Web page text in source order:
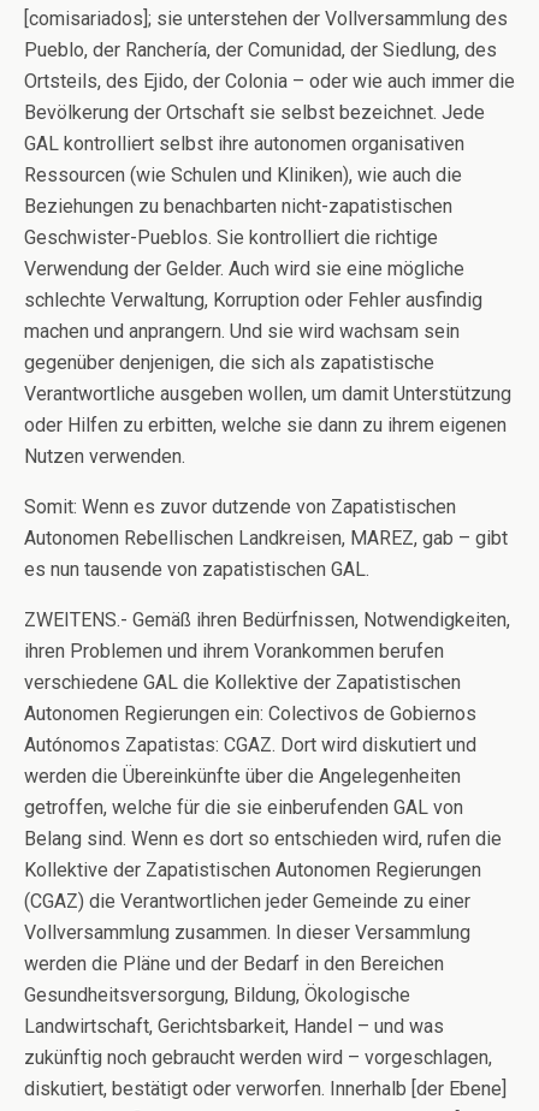
[comisariados]; sie unterstehen der Vollversammlung des
Pueblo, der Ranchería, der Comunidad, der Siedlung, des
Ortsteils, des Ejido, der Colonia – oder wie auch immer die
Bevölkerung der Ortschaft sie selbst bezeichnet. Jede
GAL kontrolliert selbst ihre autonomen organisativen
Ressourcen (wie Schulen und Kliniken), wie auch die
Beziehungen zu benachbarten nicht-zapatistischen
Geschwister-Pueblos. Sie kontrolliert die richtige
Verwendung der Gelder. Auch wird sie eine mögliche
schlechte Verwaltung, Korruption oder Fehler ausfindig
machen und anprangern. Und sie wird wachsam sein
gegenüber denjenigen, die sich als zapatistische
Verantwortliche ausgeben wollen, um damit Unterstützung
oder Hilfen zu erbitten, welche sie dann zu ihrem eigenen
Nutzen verwenden.
Somit: Wenn es zuvor dutzende von Zapatistischen
Autonomen Rebellischen Landkreisen, MAREZ, gab – gibt
es nun tausende von zapatistischen GAL.
ZWEITENS.- Gemäß ihren Bedürfnissen, Notwendigkeiten,
ihren Problemen und ihrem Vorankommen berufen
verschiedene GAL die Kollektive der Zapatistischen
Autonomen Regierungen ein: Colectivos de Gobiernos
Autónomos Zapatistas: CGAZ. Dort wird diskutiert und
werden die Übereinkünfte über die Angelegenheiten
getroffen, welche für die sie einberufenden GAL von
Belang sind. Wenn es dort so entschieden wird, rufen die
Kollektive der Zapatistischen Autonomen Regierungen
(CGAZ) die Verantwortlichen jeder Gemeinde zu einer
Vollversammlung zusammen. In dieser Versammlung
werden die Pläne und der Bedarf in den Bereichen
Gesundheitsversorgung, Bildung, Ökologische
Landwirtschaft, Gerichtsbarkeit, Handel – und was
zukünftig noch gebraucht werden wird – vorgeschlagen,
diskutiert, bestätigt oder verworfen. Innerhalb [der Ebene]